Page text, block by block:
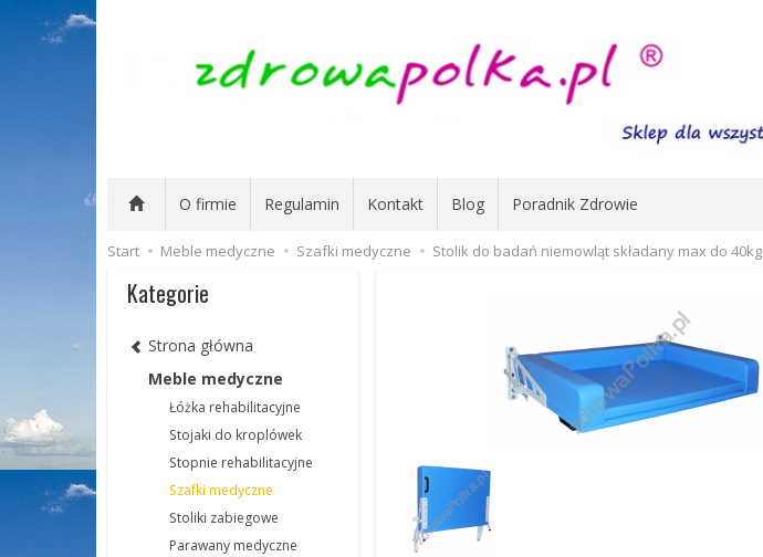
O firmie Regulamin Kontakt Blog Poradnik Zdrowie
Start Meble medyczne Szafki medyczne Stolik do badań niemowląt składany max do 40kg
Kategorie
Strona główna
Meble medyczne
Łóżka rehabilitacyjne
Stojaki do kroplówek
Stopnie rehabilitacyjne
Szafki medyczne
Stoliki zabiegowe
Parawany medyczne